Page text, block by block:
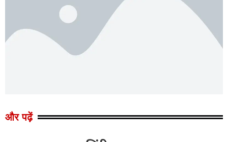
और पढ़ें